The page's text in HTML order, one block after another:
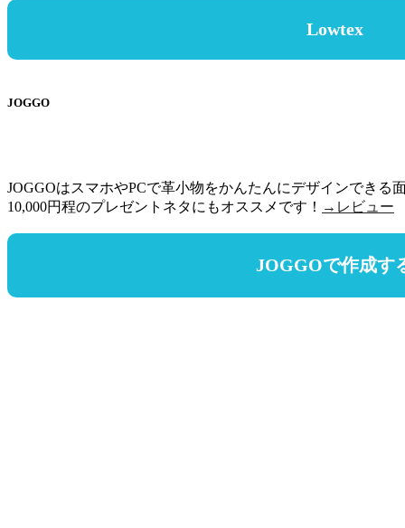
Lowtex
JOGGO
JOGGOはスマホやPCで革小物をかんたんにデザインできる
10,000円程のプレゼントネタにもオススメです！ →レビュー
JOGGOで作成す